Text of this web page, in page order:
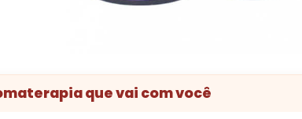
que vai com você